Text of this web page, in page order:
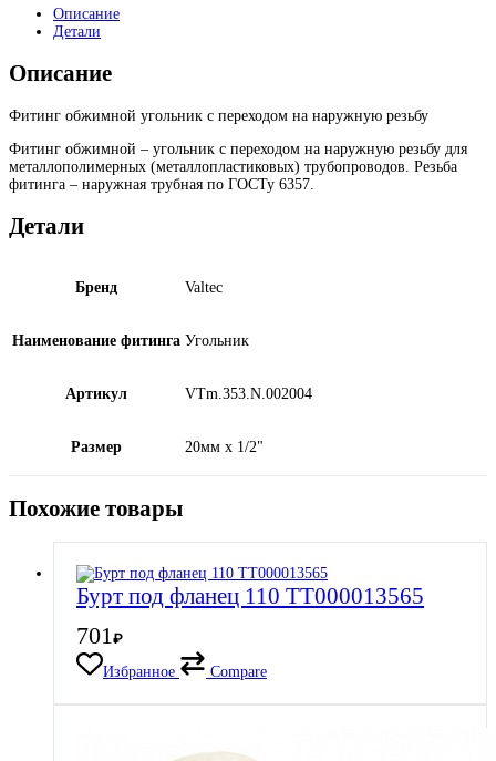
Описание
Детали
Описание
Фитинг обжимной угольник с переходом на наружную резьбу
Фитинг обжимной – угольник с переходом на наружную резьбу для
металлополимерных (металлопластиковых) трубопроводов. Резьба
фитинга – наружная трубная по ГОСТу 6357.
Детали
Бренд Valtec
Наименование фитинга Угольник
Артикул VTm.353.N.002004
Размер 20мм x 1/2"
Похожие товары
Бурт под фланец 110 ТТ000013565
701₽
Избранное
Compare